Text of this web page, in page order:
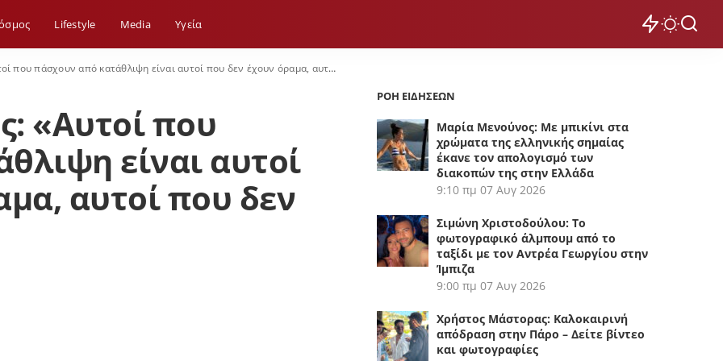
Lifestyle Media Yγεία
από κατάθλιψη είναι αυτοί που δεν έχουν όραμα, αυτοί που δεν έχουν ελπίδα»
«Αυτοί που
είναι αυτοί
αυτοί που δεν
ΡΟΗ ΕΙΔΗΣΕΩΝ
Μαρία Μενούνος: Με μπικίνι στα
χρώματα της ελληνικής σημαίας
έκανε τον απολογισμό των
διακοπών της στην Ελλάδα
9:10 πμ 07 Αυγ 2026
Σιμώνη Χριστοδούλου: Το
φωτογραφικό άλμπουμ από το
ταξίδι με τον Αντρέα Γεωργίου στην
Ίμπιζα
9:00 πμ 07 Αυγ 2026
Χρήστος Μάστορας: Καλοκαιρινή
απόδραση στην Πάρο – Δείτε βίντεο
και φωτογραφίες